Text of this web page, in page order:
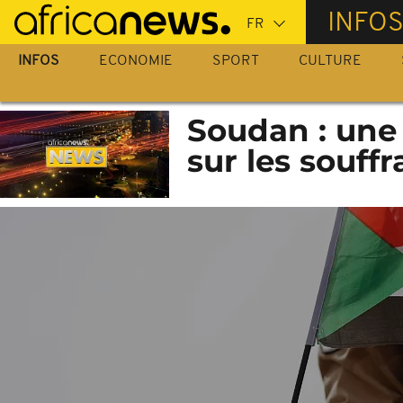
Passer
au
contenu
INFOS
INFOS ECONOMIE SPORT CULTURE
Soudan :
sur les